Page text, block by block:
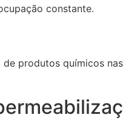
constante.
produtos químicos